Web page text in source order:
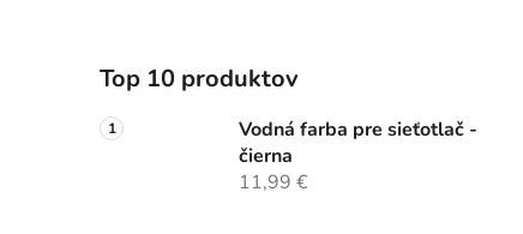
Top 10 produktov
Vodná farba pre sieťotlač -
čierna
11,99 €